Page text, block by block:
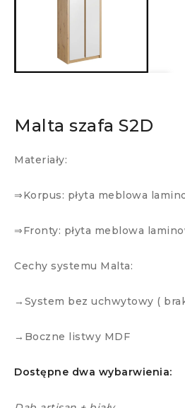
Malta szafa S2D
Materiały:
⇒Korpus: płyta meblowa
⇒Fronty: płyta meblowa
Cechy systemu Malta:
→System bez uchwytowy (
→Boczne listwy MDF
Dostępne dwa wybarwienia: